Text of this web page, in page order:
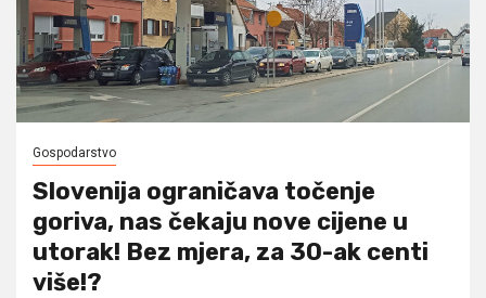
Gospodarstvo
Slovenija ograničava točenje
goriva, nas čekaju nove cijene u
utorak! Bez mjera, za 30-ak centi
više!?